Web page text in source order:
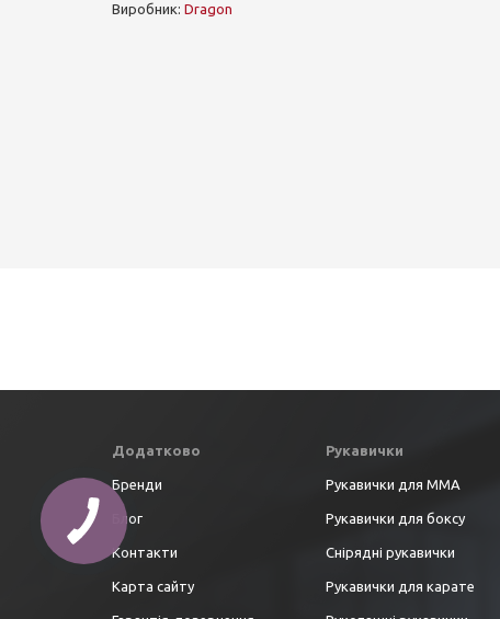
Виробник: Dragon
Додатково
Бренди
Блог
Контакти
Карта сайту
Рукавички
Рукавички для ММА
Рукавички для боксу
Снірядні рукавички
Рукавички для карате